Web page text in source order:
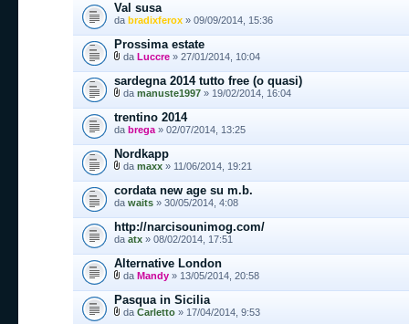
Val susa
da bradixferox » 09/09/2014, 15:36
Prossima estate
da Luccre » 27/01/2014, 10:04
sardegna 2014 tutto free (o quasi)
da manuste1997 » 19/02/2014, 16:04
trentino 2014
da brega » 02/07/2014, 13:25
Nordkapp
da maxx » 11/06/2014, 19:21
cordata new age su m.b.
da waits » 30/05/2014, 4:08
http://narcisounimog.com/
da atx » 08/02/2014, 17:51
Alternative London
da Mandy » 13/05/2014, 20:58
Pasqua in Sicilia
da Carletto » 17/04/2014, 9:53